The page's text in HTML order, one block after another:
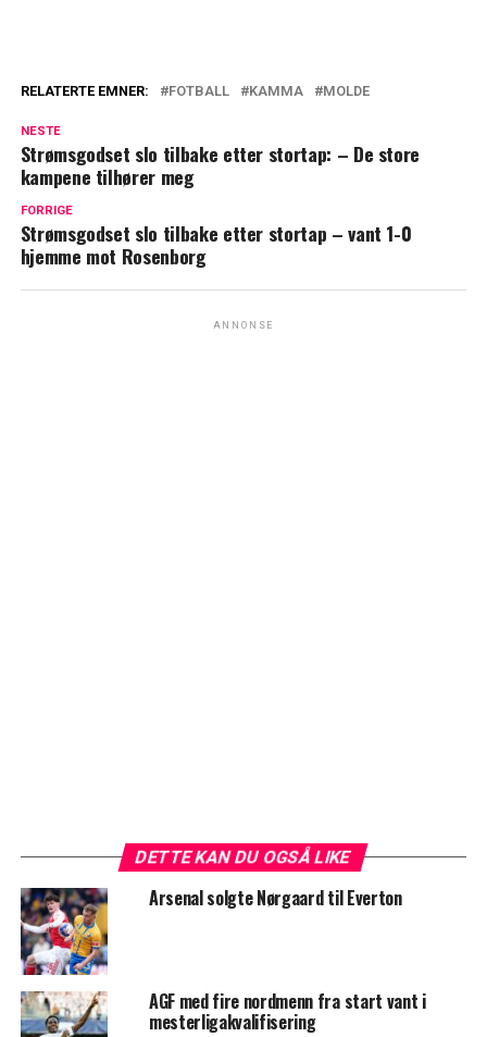
RELATERTE EMNER: FOTBALL KAMMA MOLDE
NESTE
Strømsgodset slo tilbake etter stortap: – De store
kampene tilhører meg
FORRIGE
Strømsgodset slo tilbake etter stortap – vant 1-0
hjemme mot Rosenborg
ANNONSE
DETTE KAN DU OGSÅ LIKE
Arsenal solgte Nørgaard til Everton
AGF med fire nordmenn fra start vant i
mesterligakvalifisering